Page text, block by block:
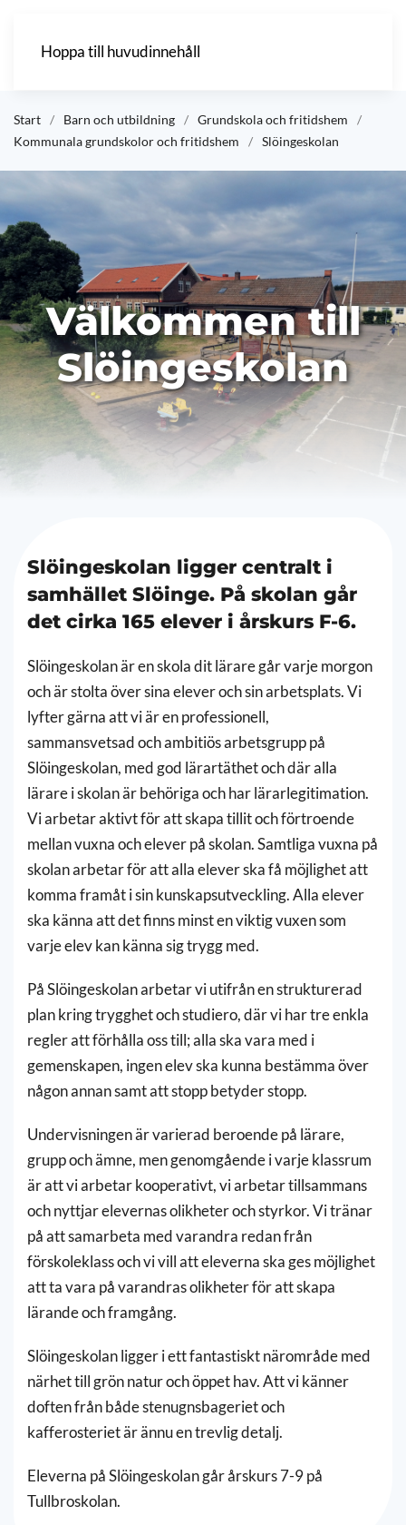
Hoppa till huvudinnehåll
Start Barn och utbildning
Grundskola och fritidshem
Kommunala grundskolor och fritidshem
Slöingeskolan
Välkommen till
Slöingeskolan
Slöingeskolan ligger centralt i
samhället Slöinge. På skolan går
det cirka 165 elever i årskurs F-6.
Slöingeskolan är en skola dit lärare går varje morgon
och är stolta över sina elever och sin arbetsplats. Vi
lyfter gärna att vi är en professionell,
sammansvetsad och ambitiös arbetsgrupp på
Slöingeskolan, med god lärartäthet och där alla
lärare i skolan är behöriga och har lärarlegitimation.
Vi arbetar aktivt för att skapa tillit och förtroende
mellan vuxna och elever på skolan. Samtliga vuxna på
skolan arbetar för att alla elever ska få möjlighet att
komma framåt i sin kunskapsutveckling. Alla elever
ska känna att det finns minst en viktig vuxen som
varje elev kan känna sig trygg med.
På Slöingeskolan arbetar vi utifrån en strukturerad
plan kring trygghet och studiero, där vi har tre enkla
regler att förhålla oss till; alla ska vara med i
gemenskapen, ingen elev ska kunna bestämma över
någon annan samt att stopp betyder stopp.
Undervisningen är varierad beroende på lärare,
grupp och ämne, men genomgående i varje klassrum
är att vi arbetar kooperativt, vi arbetar tillsammans
och nyttjar elevernas olikheter och styrkor. Vi tränar
på att samarbeta med varandra redan från
förskoleklass och vi vill att eleverna ska ges möjlighet
att ta vara på varandras olikheter för att skapa
lärande och framgång.
Slöingeskolan ligger i ett fantastiskt närområde med
närhet till grön natur och öppet hav. Att vi känner
doften från både stenugnsbageriet och
kafferosteriet är ännu en trevlig detalj.
Eleverna på Slöingeskolan går årskurs 7-9 på
Tullbroskolan.